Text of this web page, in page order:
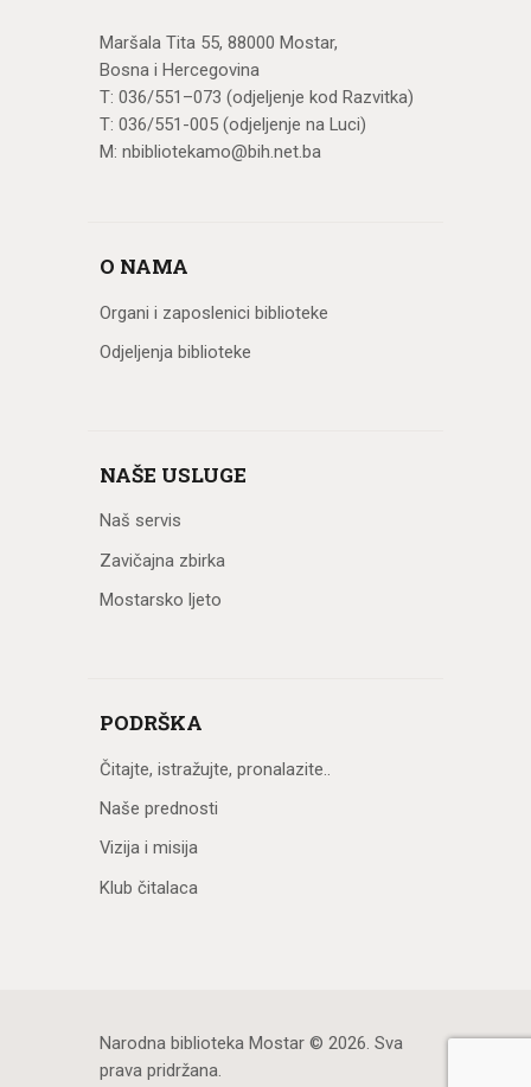
Maršala Tita 55, 88000 Mostar,
Bosna i Hercegovina
T: 036/551–073 (odjeljenje kod Razvitka)
T: 036/551-005 (odjeljenje na Luci)
M: nbibliotekamo@bih.net.ba
O NAMA
Organi i zaposlenici biblioteke
Odjeljenja biblioteke
NAŠE USLUGE
Naš servis
Zavičajna zbirka
Mostarsko ljeto
PODRŠKA
Čitajte, istražujte, pronalazite..
Naše prednosti
Vizija i misija
Klub čitalaca
Narodna biblioteka Mostar © 2026. Sva
prava pridržana.